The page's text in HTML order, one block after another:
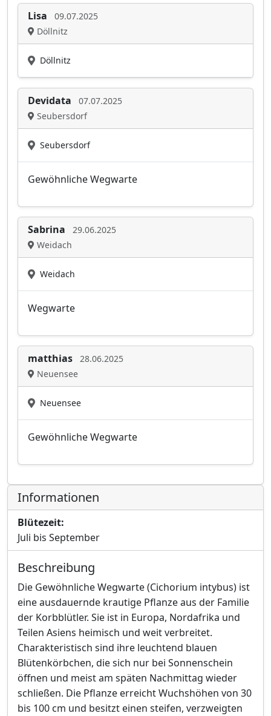
Lisa
09.07.2025
Döllnitz
Döllnitz
Devidata
07.07.2025
Seubersdorf
Seubersdorf
Gewöhnliche Wegwarte
Sabrina
29.06.2025
Weidach
Weidach
Wegwarte
matthias
28.06.2025
Neuensee
Neuensee
Gewöhnliche Wegwarte
Informationen
Blütezeit:
Juli bis September
Beschreibung
Die Gewöhnliche Wegwarte (Cichorium intybus) ist
eine ausdauernde krautige Pflanze aus der Familie
der Korbblütler. Sie ist in Europa, Nordafrika und
Teilen Asiens heimisch und weit verbreitet.
Charakteristisch sind ihre leuchtend blauen
Blütenkörbchen, die sich nur bei Sonnenschein
öffnen und meist am späten Nachmittag wieder
schließen. Die Pflanze erreicht Wuchshöhen von 30
bis 100 cm und besitzt einen steifen, verzweigten